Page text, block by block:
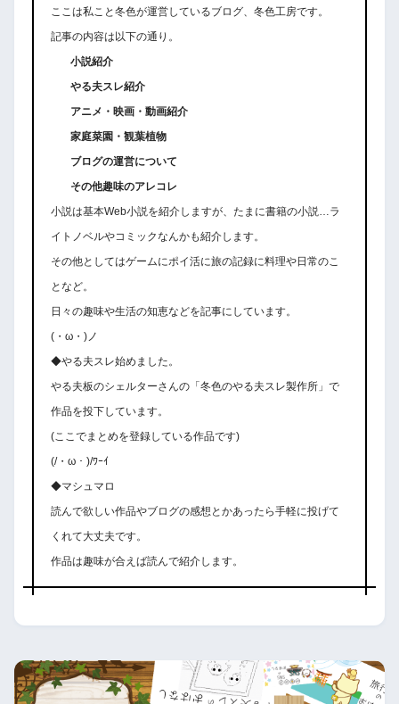
ここは私こと冬色が運営しているブログ、冬色工房です。
記事の内容は以下の通り。
小説紹介
やる夫スレ紹介
アニメ・映画・動画紹介
家庭菜園・観葉植物
ブログの運営について
その他趣味のアレコレ
小説は基本Web小説を紹介しますが、たまに書籍の小説…ラ
イトノベルやコミックなんかも紹介します。
その他としてはゲームにポイ活に旅の記録に料理や日常のこ
となど。
日々の趣味や生活の知恵などを記事にしています。
(・ω・)ノ
◆やる夫スレ始めました。
やる夫板のシェルターさんの「冬色のやる夫スレ製作所」で
作品を投下しています。
(ここでまとめを登録している作品です)
(/・ω・)/ﾜｰｲ
◆マシュマロ
読んで欲しい作品やブログの感想とかあったら手軽に投げて
くれて大丈夫です。
作品は趣味が合えば読んで紹介します。